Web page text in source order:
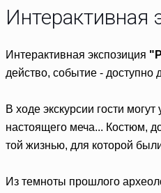
Интерактивная
Интерактивная экспозиция
действо, событие -
В ходе экскурсии гости
настоящего меча... Костюм,
той жизнью, для которой
Из темноты прошлого